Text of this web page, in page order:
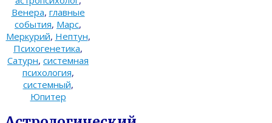
Венера, главные
события, Марс,
Меркурий, Нептун,
Психогенетика,
Сатурн, системная
психология,
системный,
Юпитер